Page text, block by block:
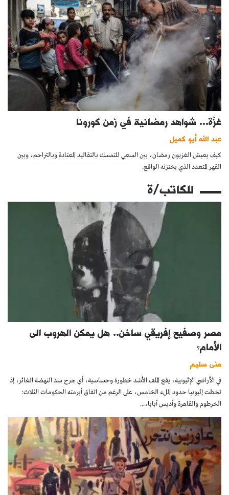
غزَّة... شواهد رمضانية في زمن كورونا
عبد الله أبو كميل
كيف يعيش الغزيون رمضان، بين السعي للتمسك بالتقاليد المعتادة وبالتراحم، وبين
القهر المتعدد الذي يختزنه الواقع.
للكاتب/ة
مصر وصفيح إفريقي ساخن.. هل يمكن الهروب الى
الأمام؟
منى سليم
في الأراضي الإثيوبية، يقع الملف الأشد خطورة وحساسية، أي جرح سد النهضة الغائر، إذ
تخطت إثيوبيا حدود الملء الخامس، على الرغم من اتفاق أبرمته الحكومات الثلاث:
الخرطوم والقاهرة وأديس أبابا،...